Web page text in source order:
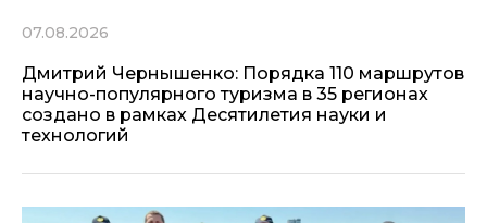
07.08.2026
Дмитрий Чернышенко: Порядка 110 маршрутов
научно-популярного туризма в 35 регионах
создано в рамках Десятилетия науки и
технологий